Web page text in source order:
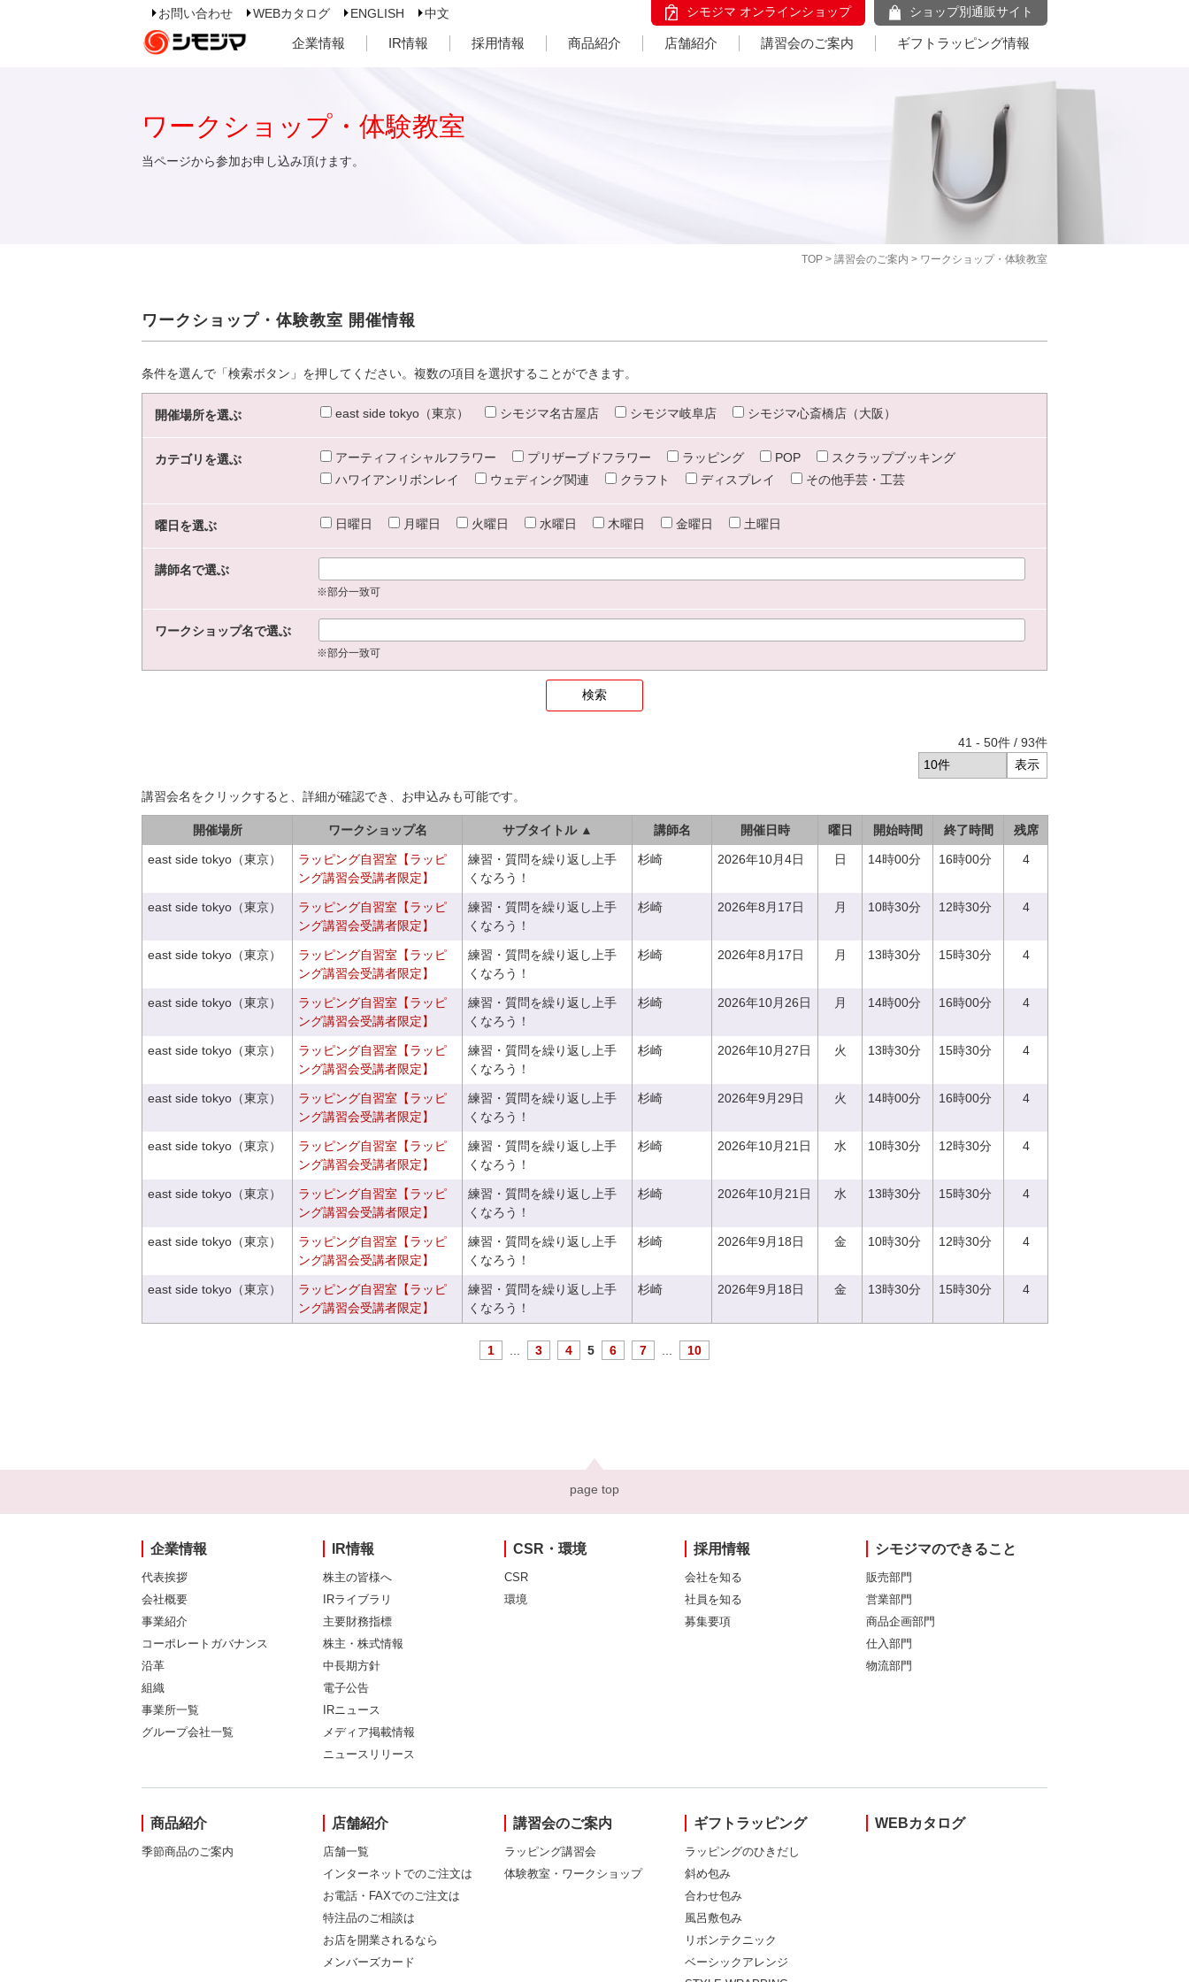
お問い合わせ WEBカタログ ENGLISH 中文 シモジマ オンラインショップ ショップ別通販サイト
企業情報 IR情報 採用情報 商品紹介 店舗紹介 講習会のご案内 ギフトラッピング情報
TOP > 講習会のご案内 > ワークショップ・体験教室
ワークショップ・体験教室
当ページから参加お申し込み頂けます。
ワークショップ・体験教室 開催情報
条件を選んで「検索ボタン」を押してください。複数の項目を選択することができます。
開催場所を選ぶ east side tokyo（東京） シモジマ名古屋店 シモジマ岐阜店 シモジマ心斎橋店（大阪）
カテゴリを選ぶ アーティフィシャルフラワー プリザーブドフラワー ラッピング POP
スクラップブッキング
ハワイアンリボンレイ
ウェディング関連 クラフト ディスプレイ その他手芸・工芸
曜日を選ぶ 日曜日 月曜日 火曜日 水曜日 木曜日 金曜日 土曜日
講師名で選ぶ
※部分一致可
ワークショップ名で選ぶ
※部分一致可
41 - 50件 / 93件
講習会名をクリックすると、詳細が確認でき、お申込みも可能です。
開催場所 ワークショップ名 サブタイトル ▲ 講師名 開催日時 曜日 開始時間 終了時間 残席
east side tokyo（東京）
ラッピング自習室【ラッピ
ング講習会受講者限定】
練習・質問を繰り返し上手
くなろう！
杉崎 2026年10月4日 日 14時00分 16時00分 4
east side tokyo（東京）
ラッピング自習室【ラッピ
ング講習会受講者限定】
練習・質問を繰り返し上手
くなろう！
杉崎 2026年8月17日 月 10時30分 12時30分 4
east side tokyo（東京）
ラッピング自習室【ラッピ
ング講習会受講者限定】
練習・質問を繰り返し上手
くなろう！
杉崎 2026年8月17日 月 13時30分 15時30分 4
east side tokyo（東京）
ラッピング自習室【ラッピ
ング講習会受講者限定】
練習・質問を繰り返し上手
くなろう！
杉崎 2026年10月26日 月 14時00分 16時00分 4
east side tokyo（東京）
ラッピング自習室【ラッピ
ング講習会受講者限定】
練習・質問を繰り返し上手
くなろう！
杉崎 2026年10月27日 火 13時30分 15時30分 4
east side tokyo（東京）
ラッピング自習室【ラッピ
ング講習会受講者限定】
練習・質問を繰り返し上手
くなろう！
杉崎 2026年9月29日 火 14時00分 16時00分 4
east side tokyo（東京）
ラッピング自習室【ラッピ
ング講習会受講者限定】
練習・質問を繰り返し上手
くなろう！
杉崎 2026年10月21日 水 10時30分 12時30分 4
east side tokyo（東京）
ラッピング自習室【ラッピ
ング講習会受講者限定】
練習・質問を繰り返し上手
くなろう！
杉崎 2026年10月21日 水 13時30分 15時30分 4
east side tokyo（東京）
ラッピング自習室【ラッピ
ング講習会受講者限定】
練習・質問を繰り返し上手
くなろう！
杉崎 2026年9月18日 金 10時30分 12時30分 4
east side tokyo（東京）
ラッピング自習室【ラッピ
ング講習会受講者限定】
練習・質問を繰り返し上手
くなろう！
杉崎 2026年9月18日 金 13時30分 15時30分 4
1 3 4 5 6 7 10
page top
企業情報
代表挨拶
会社概要
事業紹介
コーポレートガバナンス
沿革
組織
事業所一覧
グループ会社一覧
IR情報
株主の皆様へ
IRライブラリ
主要財務指標
株主・株式情報
中長期方針
電子公告
IRニュース
メディア掲載情報
ニュースリリース
CSR・環境
CSR
環境
採用情報
会社を知る
社員を知る
募集要項
シモジマのできること
販売部門
営業部門
商品企画部門
仕入部門
物流部門
商品紹介
季節商品のご案内
店舗紹介
店舗一覧
インターネットでのご注文は
お電話・FAXでのご注文は
特注品のご相談は
お店を開業されるなら
メンバーズカード
講習会のご案内
ラッピング講習会
体験教室・ワークショップ
ギフトラッピング
ラッピングのひきだし
斜め包み
合わせ包み
風呂敷包み
リボンテクニック
ベーシックアレンジ
WEBカタログ